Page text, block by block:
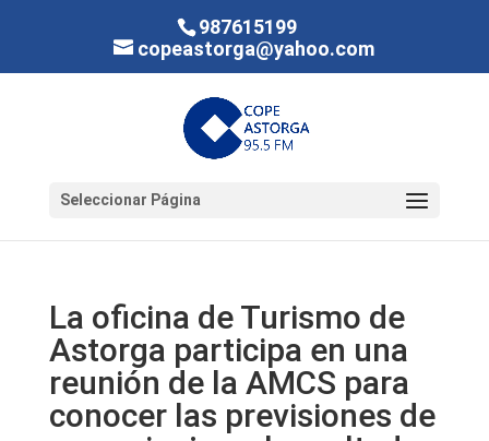
987615199
copeastorga@yahoo.com
Seleccionar Página
La oficina de Turismo de
Astorga participa en una
reunión de la AMCS para
conocer las previsiones de